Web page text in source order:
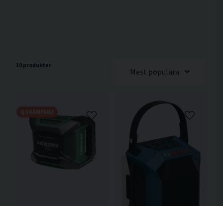
10 produkter
Mest populära
Q3 KAMPANJ